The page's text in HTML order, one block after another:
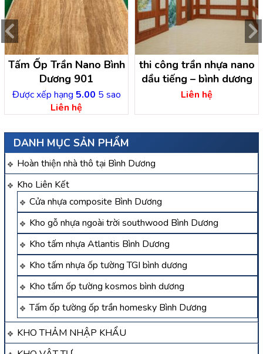
DANH MỤC SẢN PHẨM
Hoàn thiện nhà thô tại Bình Dương
Kho Liên Kết
Cửa nhựa composite Bình Dương
Kho gỗ nhựa ngoài trời southwood Bình Dương
Kho tấm nhựa Atlantis Bình Dương
Kho tấm nhựa ốp tường TGI bình dương
Kho tấm ốp tường kosmos bình dương
Tấm ốp tường ốp trần homesky Bình Dương
KHO THẢM NHẬP KHẨU
Tấm Ốp Trần Nano Bình
Dương 901
Được xếp hạng 5.00 5 sao
Liên hệ
thi công trần nhựa nano
dầu tiếng – bình dương
Liên hệ